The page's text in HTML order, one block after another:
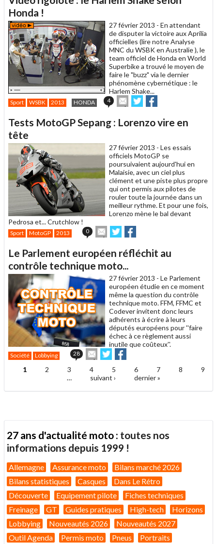
à
Honda !
27 février 2013 - En attendant
de disputer la victoire aux Aprilia
officielles (lire notre Analyse
MNC du WSBK en Australie ), le
team officiel de Honda en World
Superbike a trouvé le moyen de
faire le "buzz" via le dernier
phénomène cybernétique : le
Harlem Shake...
Sport WSBK 2013 HONDA 4
Envoyer
cet
à
Partager
sur sur
Tests MotoGP Sepang : Lorenzo vire en
tête
27 février 2013 - Les essais
officiels MotoGP se
poursuivaient aujourd'hui en
Malaisie, avec un ciel plus
clément et une piste plus propre
qui ont permis aux pilotes de
rouler toute la journée dans un
meilleur rythme. Et pour une fois,
Lorenzo mène le bal devant
Pedrosa et... Crutchlow !
Sport MotoGP 2013 0
Envoyer
cet
à
un
ami
Partager
sur sur
Le Parlement européen réfléchit au
contrôle technique moto...
27 février 2013 - Le Parlement
européen étudie en ce moment
même la question du contrôle
technique moto. FFM, FFMC et
Codever invitent donc leurs
adhérents à écrire à leurs
députés européens pour ''faire
échec à ce règlement aussi
inutile que coûteux''.
Société Lobbying 28
Envoyer
cet
article
ami
Partager
sur
Twitter
sur
Facebook
Pages
1 2 3 4 5 6 7 8
9
…
suivant › dernier »
27 ans d'actualité moto : toutes nos
informations depuis 1999 !
Allemagne Assurance moto
Bilans marché 2026
Bilans statistiques
Casques
Dans Le Rétro
Découverte
Equipement pilote
Fiches techniques
Freinage
GT Guides pratiques High-tech
Horizons
Lobbying
Nouveautés 2026
Nouveautés 2027
Outil Agenda
Permis moto Pneus Portraits